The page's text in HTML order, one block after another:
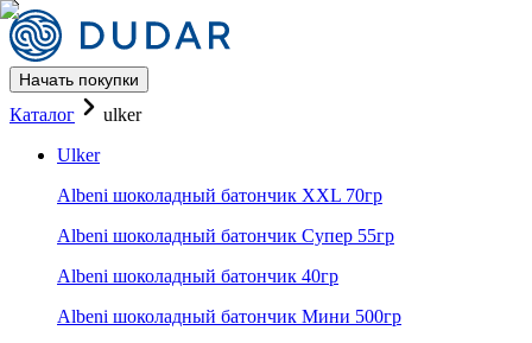
Начать покупки
Каталог бренда Ulker оптом
Каталог
ulker
Ulker
Albeni шоколадный батончик XXL 70гр
Albeni шоколадный батончик Супер 55гр
Albeni шоколадный батончик 40гр
Albeni шоколадный батончик Мини 500гр